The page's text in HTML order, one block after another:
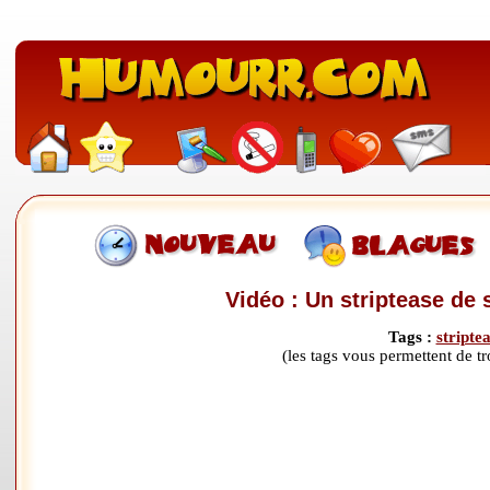
Vidéo : Un striptease de
Tags :
(les tags vous permettent de